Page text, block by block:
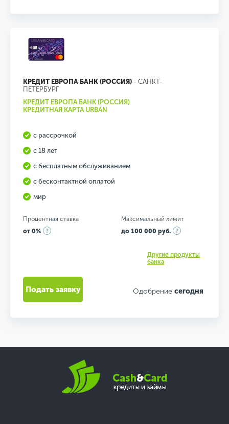
КРЕДИТ ЕВРОПА БАНК (РОССИЯ) - САНКТ-
ПЕТЕРБУРГ
КРЕДИТ ЕВРОПА БАНК (РОССИЯ)
КРЕДИТНАЯ КАРТА URBAN
с рассрочкой
с 18 лет
с бесплатным обслуживанием
с бесконтактной оплатой
мир
Процентная ставка
от 0%
Максимальный лимит
до 100 000 руб.
Другие продукты
банка
Одобрение сегодня
Подать заявку